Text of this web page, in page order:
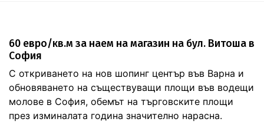
60 евро/кв.м за наем на магазин на бул. Витоша в
София
С откриването на нов шопинг център във Варна и
обновяването на съществуващи площи във водещи
молове в София, обемът на търговските площи
през изминалата година значително нарасна.